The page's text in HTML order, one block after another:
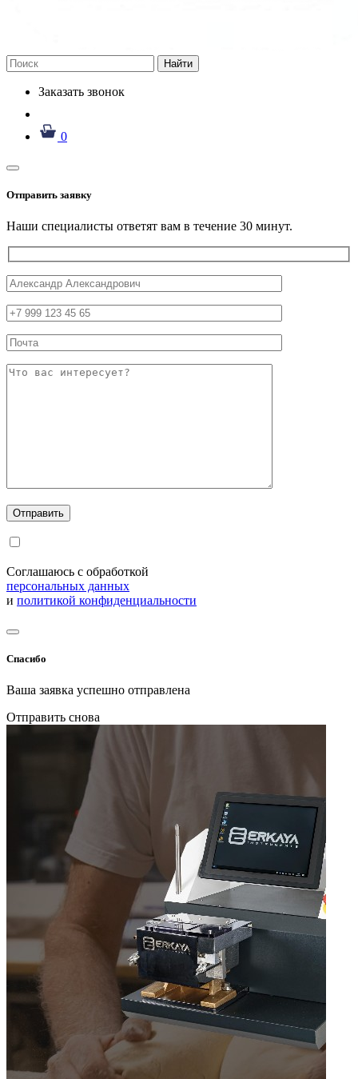
Найти
Заказать звонок
0
Отправить заявку
Наши специалисты ответят вам в течение 30 минут.
Соглашаюсь с обработкой
персональных данных
и политикой конфиденциальности
Спасибо
Ваша заявка успешно отправлена
Отправить снова